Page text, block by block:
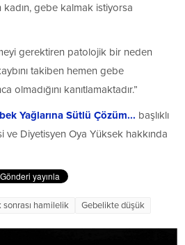
kadın, gebe kalmak istiyorsa
gerektiren patolojik bir neden
takiben hemen gebe
olmadığını kanıtlamaktadır.”
Yağlarına Sütlü Çözüm... başlıklı
ve Diyetisyen Oya Yüksek hakkında
sonrası hamilelik Gebelikte düşük